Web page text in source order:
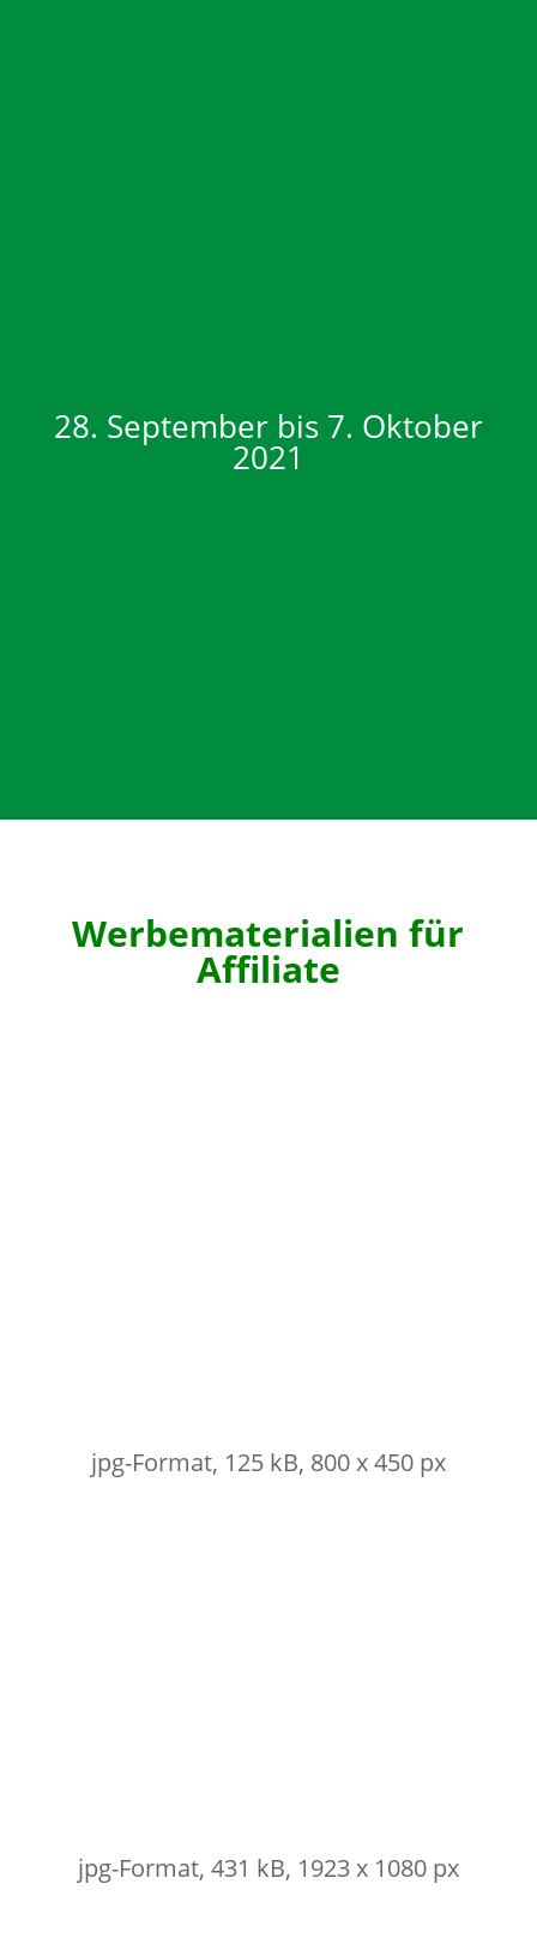
28. September bis 7. Oktober
2021
Werbematerialien für
Affiliate
jpg-Format, 125 kB, 800 x 450 px
jpg-Format, 431 kB, 1923 x 1080 px